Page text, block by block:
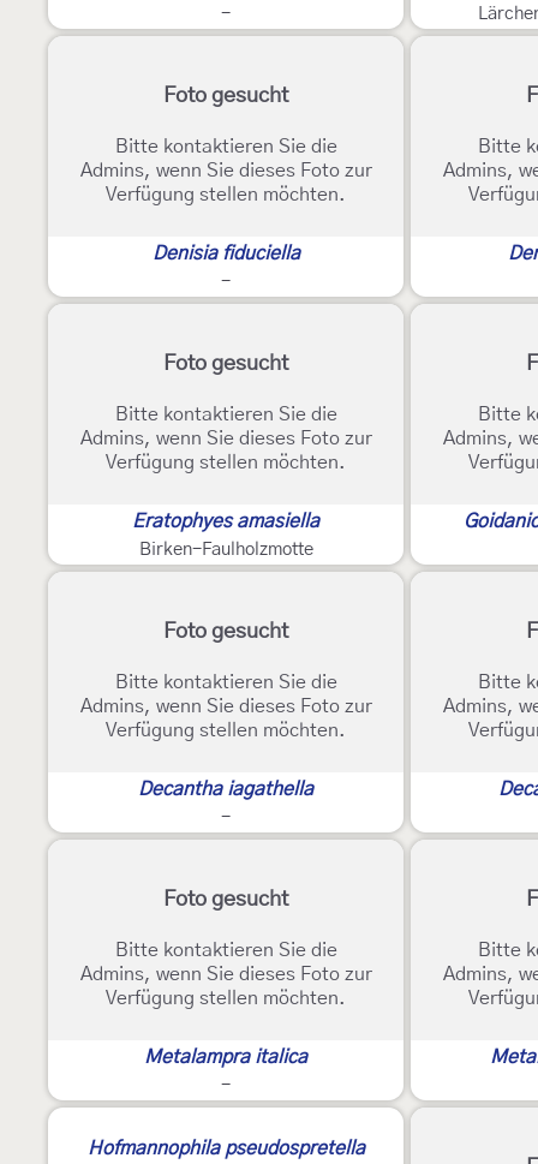
-
Foto gesucht
Bitte kontaktieren Sie die
Admins, wenn Sie dieses Foto zur
Verfügung stellen möchten.
Denisia fiduciella
-
Bitte
Admins,
Foto gesucht
Bitte kontaktieren Sie die
Admins, wenn Sie dieses Foto zur
Verfügung stellen möchten.
Eratophyes amasiella
Birken-Faulholzmotte
Bitte
Admins,
Foto gesucht
Bitte kontaktieren Sie die
Admins, wenn Sie dieses Foto zur
Verfügung stellen möchten.
Decantha iagathella
-
Bitte
Admins,
Foto gesucht
Bitte kontaktieren Sie die
Admins, wenn Sie dieses Foto zur
Verfügung stellen möchten.
Metalampra italica
-
Bitte
Admins,
Hofmannophila pseudospretella